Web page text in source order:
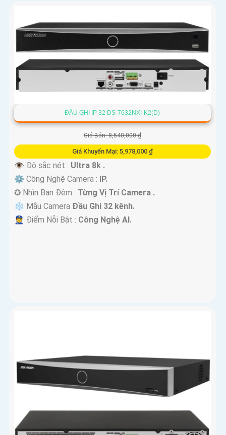
ĐẦU GHI IP 32 DS-7632NXI-K2(D)
Giá Bán: 8,540,000 ₫
Giá Khuyến Mại: 5,978,000 ₫
👁 Độ sắc nét : Ultra 8k .
⚙ Công Nghệ Camera : IP.
✪ Nhìn Ban Đêm : Từng Vị Trí Camera .
❄ Mẫu Camera Đầu Ghi 32 kênh.
️👮 Điểm Nỗi Bật : Công Nghệ AI.